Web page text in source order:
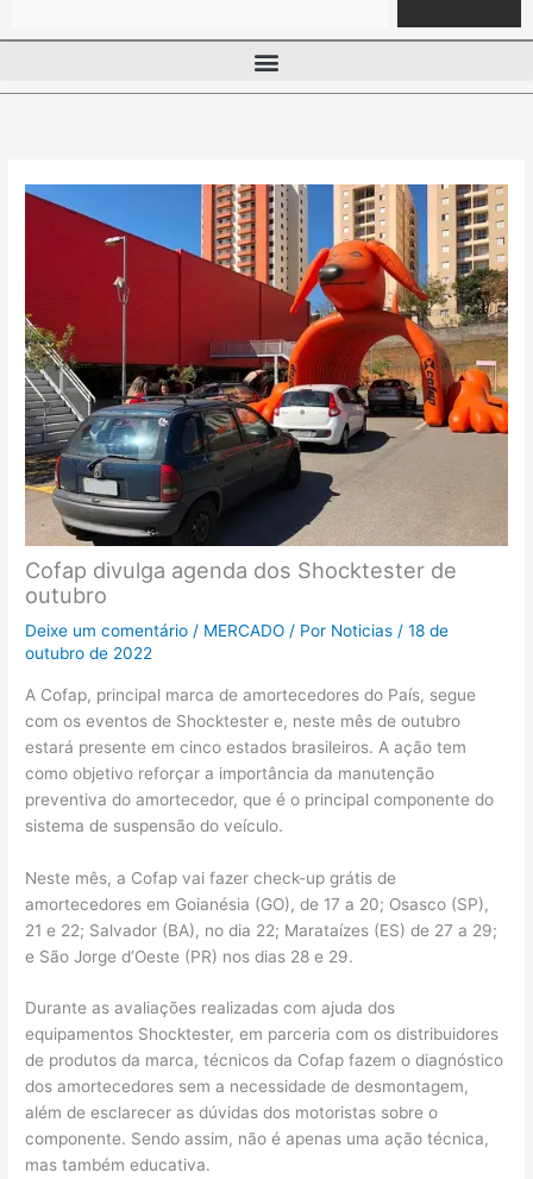
Cofap divulga agenda dos Shocktester de
outubro
Deixe um comentário / MERCADO / Por Noticias /18 de
outubro de 2022
A Cofap, principal marca de amortecedores do País, segue
com os eventos de Shocktester e, neste mês de outubro
estará presente em cinco estados brasileiros. A ação tem
como objetivo reforçar a importância da manutenção
preventiva do amortecedor, que é o principal componente do
sistema de suspensão do veículo.
Neste mês, a Cofap vai fazer check-up grátis de
amortecedores em Goianésia (GO), de 17 a 20; Osasco (SP),
21 e 22; Salvador (BA), no dia 22; Marataízes (ES) de 27 a 29;
e São Jorge d’Oeste (PR) nos dias 28 e 29.
Durante as avaliações realizadas com ajuda dos
equipamentos Shocktester, em parceria com os distribuidores
de produtos da marca, técnicos da Cofap fazem o diagnóstico
dos amortecedores sem a necessidade de desmontagem,
além de esclarecer as dúvidas dos motoristas sobre o
componente. Sendo assim, não é apenas uma ação técnica,
mas também educativa.